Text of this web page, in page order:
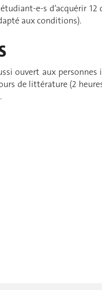
e-s d’acquérir
aux conditions).
ouvert aux personnes
de littérature (2